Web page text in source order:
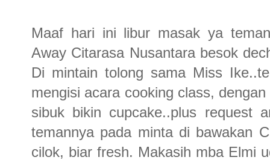
Maaf hari ini libur masak ya
Away Citarasa Nusantara besok
Di mintain tolong sama Miss
mengisi acara cooking class,
sibuk bikin cupcake..plus request
temannya pada minta di bawakan
cilok, biar fresh. Makasih mba Elmi